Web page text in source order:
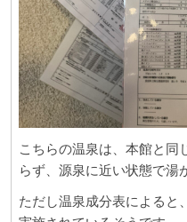
こちらの温泉は、本館と同
らず、源泉に近い状態で湯
ただし温泉成分表によると